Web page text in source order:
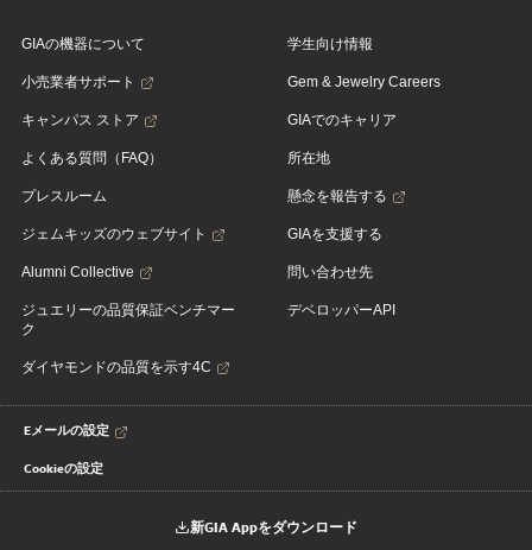
GIAの機器について
小売業者サポート
キャンパス ストア
よくある質問（FAQ）
プレスルーム
ジェムキッズのウェブサイト
Alumni Collective
ジュエリーの品質保証ベンチマー
ク
ダイヤモンドの品質を示す4C
学生向け情報
Gem & Jewelry Careers
GIAでのキャリア
所在地
懸念を報告する
GIAを支援する
問い合わせ先
デベロッパーAPI
Eメールの設定
Cookieの設定
新GIA Appをダウンロード